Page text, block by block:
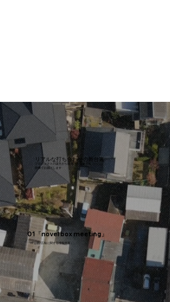
リアルな打ち合わせの舞台裏
​プロジェクトの誕生から出来上がるまでを
映像でお届けします
01『novel box meeting』
『HP公開/広報に関する情報共有』